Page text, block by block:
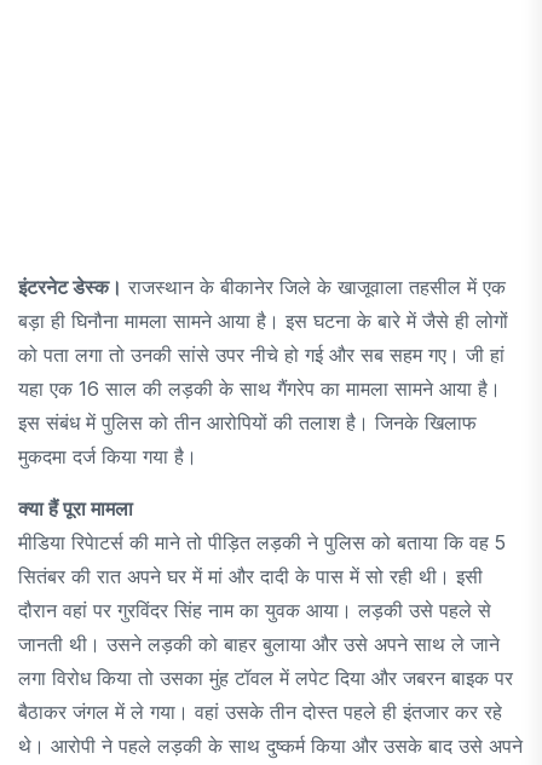
इंटरनेट डेस्क। राजस्थान के बीकानेर जिले के खाजूवाला तहसील में एक
बड़ा ही घिनौना मामला सामने आया है। इस घटना के बारे में जैसे ही लोगों
को पता लगा तो उनकी सांसे उपर नीचे हो गई और सब सहम गए। जी हां
यहा एक 16 साल की लड़की के साथ गैंगरेप का मामला सामने आया है।
इस संबंध में पुलिस को तीन आरोपियों की तलाश है। जिनके खिलाफ
मुकदमा दर्ज किया गया है।
क्या हैं पूरा मामला
मीडिया रिपेाटर्स की माने तो पीड़ित लड़की ने पुलिस को बताया कि वह 5
सितंबर की रात अपने घर में मां और दादी के पास में सो रही थी। इसी
दौरान वहां पर गुरविंदर सिंह नाम का युवक आया। लड़की उसे पहले से
जानती थी। उसने लड़की को बाहर बुलाया और उसे अपने साथ ले जाने
लगा विरोध किया तो उसका मुंह टॉवल में लपेट दिया और जबरन बाइक पर
बैठाकर जंगल में ले गया। वहां उसके तीन दोस्त पहले ही इंतजार कर रहे
थे। आरोपी ने पहले लड़की के साथ दुष्कर्म किया और उसके बाद उसे अपने